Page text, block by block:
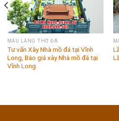
MẪU LĂNG THỜ ĐÁ
Tư vấn Xây Nhà mồ đá tại Vĩnh
Long, Báo giá xây Nhà mồ đá tại
Vĩnh Long